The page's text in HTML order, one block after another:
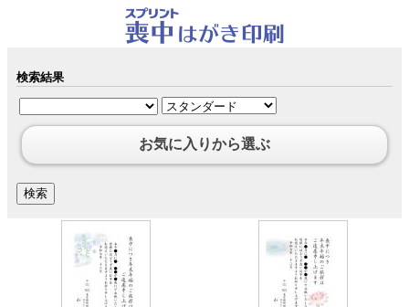
検索結果
お気に入りから選ぶ